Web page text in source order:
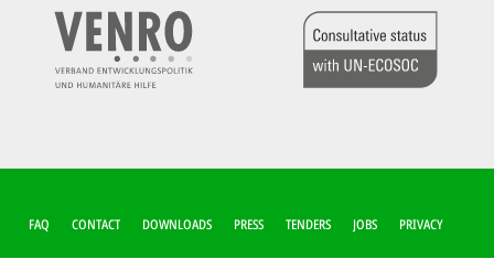
FUSSZEILEN-M
ENÜ
FAQ CONTACT DOWNLOADS PRESS TENDERS JOBS PRIVACY